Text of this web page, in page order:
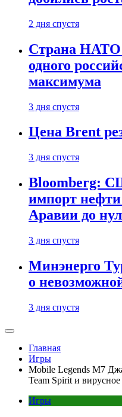
2 дня спустя
Страна НАТО
одного
максимума
3 дня спустя
Цена Brent
3 дня спустя
Bloomberg:
импорт нефти
Аравии до
3 дня спустя
Минэнерго
о
3 дня спустя
Главная
Игры
Mobile Legends M7
Team Spirit и
Игры